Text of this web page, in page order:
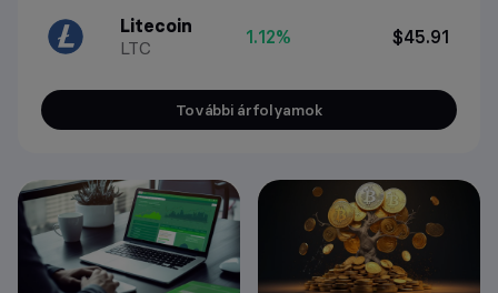
Litecoin
LTC
1.12% $45.91
További árfolyamok